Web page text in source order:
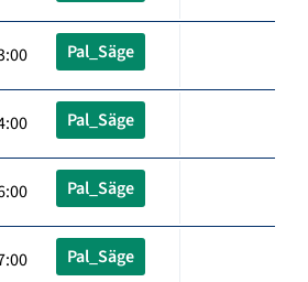
Pal_Säge
Pal_Säge
Pal_Säge
Pal_Säge